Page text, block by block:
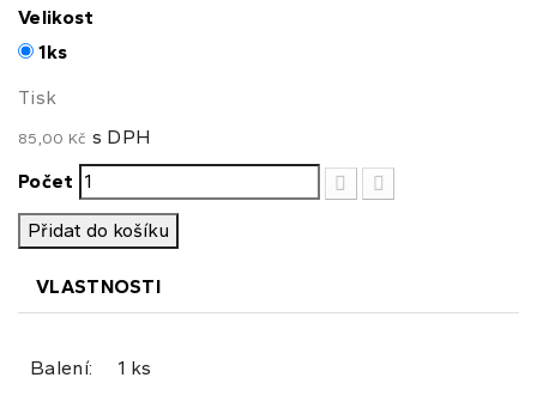
Velikost
1ks
Tisk
85,00 Kč s DPH
Počet
Přidat do košíku
VLASTNOSTI
Balení: 1 ks